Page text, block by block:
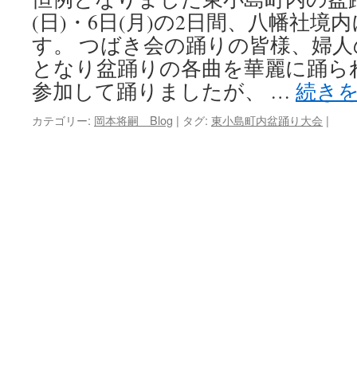
キ
プ
(日)・6日(月)の2日間、八幡社境
す。 つばき会の踊りの皆様、婦
となり盆踊りの各曲を華麗に踊
参加して踊りましたが、 … 続き
カテゴリー: 岡本将嗣 Blog | タグ: 東小島町内盆踊り大会 |